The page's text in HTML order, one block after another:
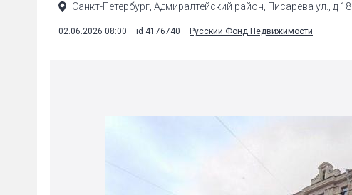
Санкт-Петербург, Адмиралтейский район, Писарева ул., д 18
02.06.2026 08:00 id 4176740 Русский Фонд Недвижимости